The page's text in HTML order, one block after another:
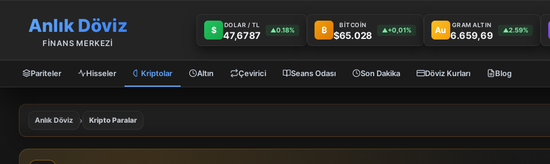
Anlık Döviz
FİNANS MERKEZİ
$ DOLAR / TL
47,6787 ▲0.18% ₿ BİTCOİN
$65.028 ▲+0,01% Au GRAM ALTIN
6.659,69 ▲2.59%
Pariteler Hisseler Kriptolar Altın Çevirici Seans Odası Son Dakika Döviz Kurları Blog
Anlık Döviz › Kripto Paralar